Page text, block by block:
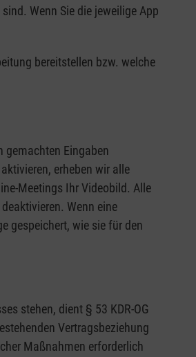
Wenn Sie die jeweilige App
bereitstellen bzw. welche
gemachten Eingaben
erheben wir alle
Meetings Ihr Videobild. Alle
Wenn eine
gespeichert, wie sie für den
stehen, dient § 53 KDR-OG
Vertragsbeziehung
Maßnahmen erforderlich